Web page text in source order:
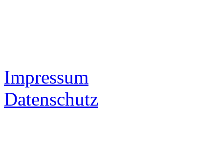
Impressum
Datenschutz